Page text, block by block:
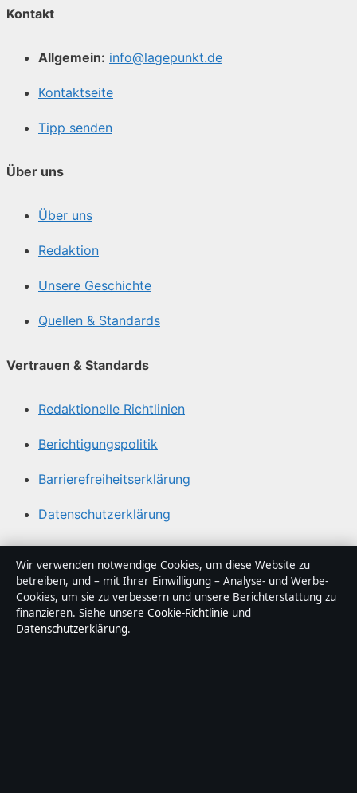
Kontakt
Allgemein: info@lagepunkt.de
Kontaktseite
Tipp senden
Über uns
Über uns
Redaktion
Unsere Geschichte
Quellen & Standards
Vertrauen & Standards
Redaktionelle Richtlinien
Berichtigungspolitik
Barrierefreiheitserklärung
Datenschutzerklärung
Über Lagepunkt in Kürze
Lagepunkt ist ein unabhängiger digitaler
Nachrichtenanbieter mit Fokus auf Politik, Wirtschaft,
Technik und Gesellschaft in Deutschland. Jeder Artikel
Wir verwenden notwendige Cookies, um diese Website zu
betreiben, und – mit Ihrer Einwilligung – Analyse- und Werbe-
Cookies, um sie zu verbessern und unsere Berichterstattung zu
finanzieren. Siehe unsere Cookie-Richtlinie und
Datenschutzerklärung.